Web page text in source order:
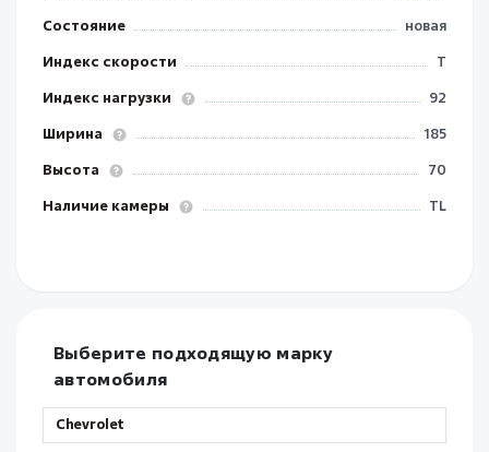
Состояние
новая
Индекс скорости
T
Индекс нагрузки
92
Ширина
185
Высота
70
Наличие камеры
TL
Выберите подходящую марку
автомобиля